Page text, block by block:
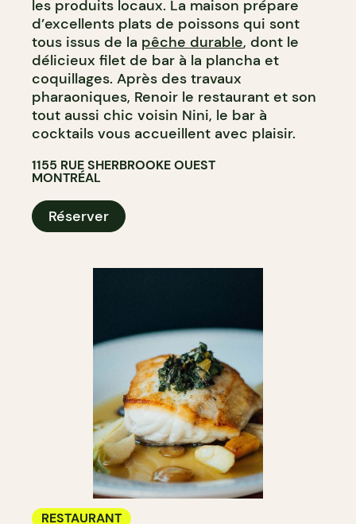
les produits locaux. La maison prépare
d’excellents plats de poissons qui sont
tous issus de la pêche durable, dont le
délicieux filet de bar à la plancha et
coquillages. Après des travaux
pharaoniques, Renoir le restaurant et son
tout aussi chic voisin Nini, le bar à
cocktails vous accueillent avec plaisir.
1155 RUE SHERBROOKE OUEST
MONTRÉAL
Réserver
RESTAURANT